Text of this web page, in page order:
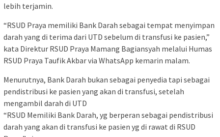
lebih terjamin.
“RSUD Praya memiliki Bank Darah sebagai tempat menyimpan
darah yang di terima dari UTD sebelum di transfusi ke pasien,”
kata Direktur RSUD Praya Mamang Bagiansyah melalui Humas
RSUD Praya Taufik Akbar via WhatsApp kemarin malam.
Menurutnya, Bank Darah bukan sebagai penyedia tapi sebagai
pendistribusi ke pasien yang akan di transfusi, setelah
mengambil darah di UTD
“RSUD Memiliki Bank Darah, yg berperan sebagai pendistribusi
darah yang akan di transfusi ke pasien yg di rawat di RSUD